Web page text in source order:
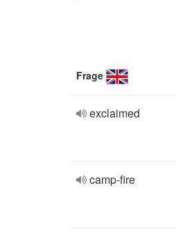
Frage
exclaimed
camp-fire